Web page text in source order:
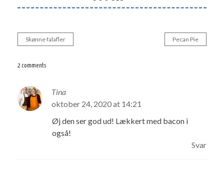
Indlægsnavigation
Skønne falafler Pecan Pie
2 comments
Tina
oktober 24, 2020 at 14:21
Øj den ser god ud! Lækkert med bacon i
også!
Svar